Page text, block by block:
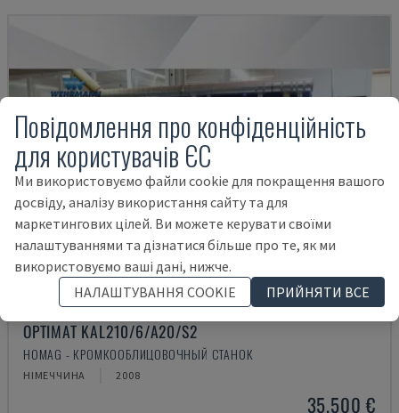
OPTIMAT KAL210/6/A20/S2
HOMAG - КРОМКООБЛИЦОВОЧНЫЙ СТАНОК
НІМЕЧЧИНА 2008
35.500 €
Повідомлення про конфіденційність
для користувачів ЄС
Ми використовуємо файли cookie для покращення вашого
досвіду, аналізу використання сайту та для
маркетингових цілей. Ви можете керувати своїми
налаштуваннями та дізнатися більше про те, як ми
використовуємо ваші дані, нижче.
НАЛАШТУВАННЯ COOKIE
ПРИЙНЯТИ ВСЕ